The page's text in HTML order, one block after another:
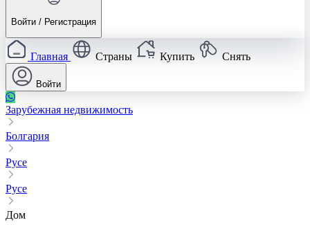
Войти / Регистрация
Главная Страны Купить Снять
Войти
Зарубежная недвижимость
Болгария
Русе
Русе
Дом